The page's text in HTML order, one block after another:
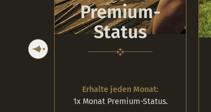
Premium-
Status
Erhalte jeden Monat:
1x Monat Premium-Status.